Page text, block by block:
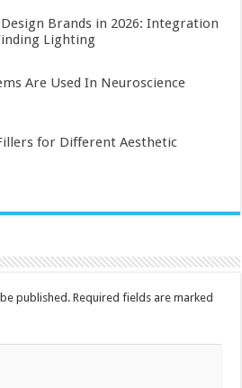
Brands in 2026: Integration
Lighting
Are Used In Neuroscience
for Different Aesthetic
published. Required fields are marked